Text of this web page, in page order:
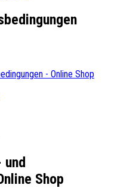
- Online Shop
und
Shop